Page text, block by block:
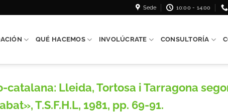
Sede 10:00 - 14:00
QUÉ HACEMOS INVOLÚCRATE CONSULTORÍA
catalana: Lleida, Tortosa i Tarragona
T.S.F.H.L, 1981, pp. 69-91.